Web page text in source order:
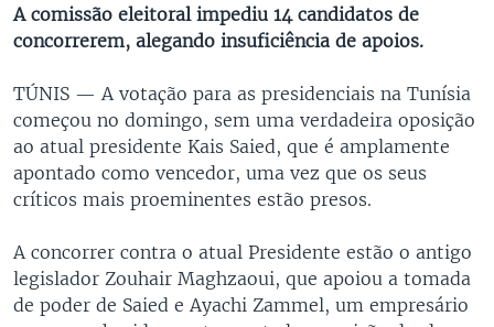
A comissão eleitoral impediu 14 candidatos de
concorrerem, alegando insuficiência de apoios.
TÚNIS — A votação para as presidenciais na Tunísia
começou no domingo, sem uma verdadeira oposição
ao atual presidente Kais Saied, que é amplamente
apontado como vencedor, uma vez que os seus
críticos mais proeminentes estão presos.
A concorrer contra o atual Presidente estão o antigo
legislador Zouhair Maghzaoui, que apoiou a tomada
de poder de Saied e Ayachi Zammel, um empresário